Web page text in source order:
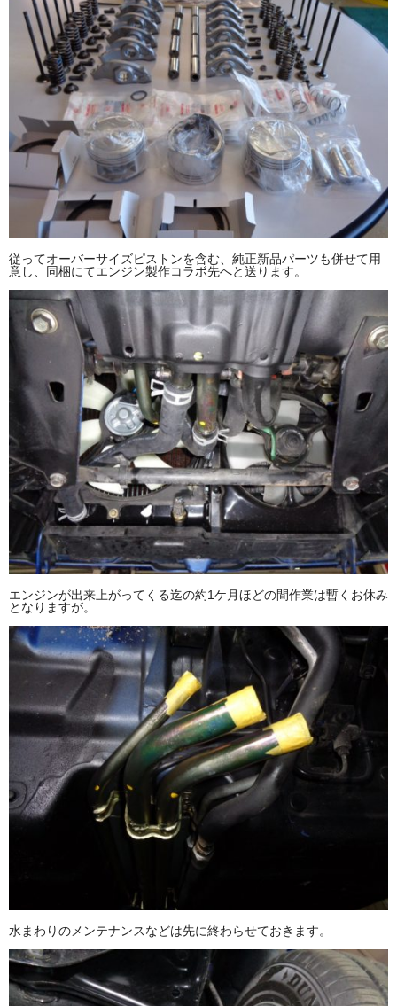
従ってオーバーサイズピストンを含む、純正新品パーツも併せて用
意し、同梱にてエンジン製作コラボ先へと送ります。
エンジンが出来上がってくる迄の約1ケ月ほどの間作業は暫くお休み
となりますが。
水まわりのメンテナンスなどは先に終わらせておきます。